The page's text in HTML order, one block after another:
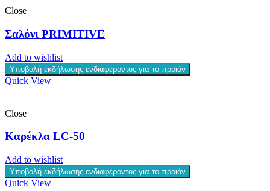
Close
Σαλόνι PRIMITIVE
Add to wishlist
Υποβολή εκδήλωσης ενδιαφέροντος για το προϊόν
Quick View
Close
Καρέκλα LC-50
Add to wishlist
Υποβολή εκδήλωσης ενδιαφέροντος για το προϊόν
Quick View